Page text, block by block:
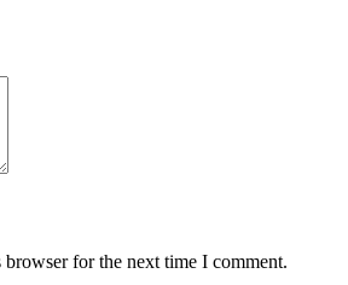
for the next time I comment.